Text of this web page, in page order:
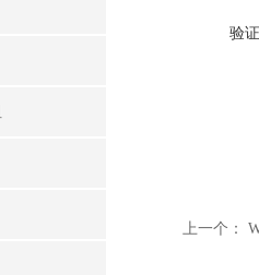
验
上一个：